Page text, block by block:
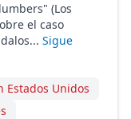
(Los
el caso
Sigue
Estados Unidos